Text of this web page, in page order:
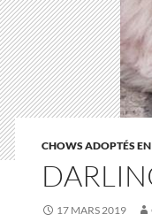
CHOWS ADOPTÉS
17 MARS 2019